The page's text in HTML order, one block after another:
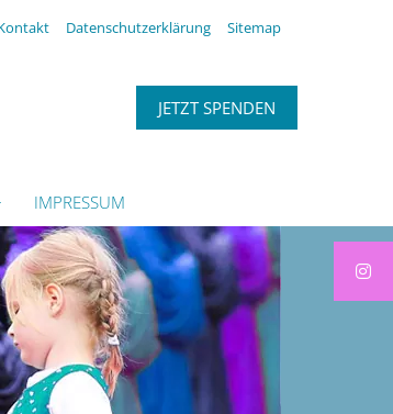
Datenschutzerklärung Sitemap
JETZT SPENDEN
IMPRESSUM